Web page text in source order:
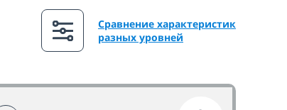
Сравнение характеристик
разных уровней